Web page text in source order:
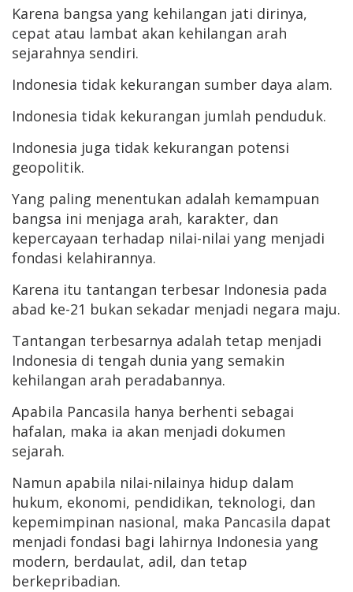
Karena bangsa yang kehilangan jati dirinya,
cepat atau lambat akan kehilangan arah
sejarahnya sendiri.
Indonesia tidak kekurangan sumber daya alam.
Indonesia tidak kekurangan jumlah penduduk.
Indonesia juga tidak kekurangan potensi
geopolitik.
Yang paling menentukan adalah kemampuan
bangsa ini menjaga arah, karakter, dan
kepercayaan terhadap nilai-nilai yang menjadi
fondasi kelahirannya.
Karena itu tantangan terbesar Indonesia pada
abad ke-21 bukan sekadar menjadi negara maju.
Tantangan terbesarnya adalah tetap menjadi
Indonesia di tengah dunia yang semakin
kehilangan arah peradabannya.
Apabila Pancasila hanya berhenti sebagai
hafalan, maka ia akan menjadi dokumen
sejarah.
Namun apabila nilai-nilainya hidup dalam
hukum, ekonomi, pendidikan, teknologi, dan
kepemimpinan nasional, maka Pancasila dapat
menjadi fondasi bagi lahirnya Indonesia yang
modern, berdaulat, adil, dan tetap
berkepribadian.